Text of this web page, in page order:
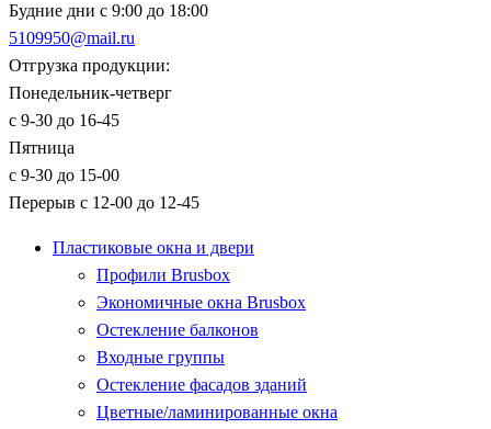
Будние дни с 9:00 до 18:00
5109950@mail.ru
Отгрузка продукции:
Понедельник-четверг
с 9-30 до 16-45
Пятница
с 9-30 до 15-00
Перерыв с 12-00 до 12-45
Пластиковые окна и двери
Профили Brusbox
Экономичные окна Brusbox
Остекление балконов
Входные группы
Остекление фасадов зданий
Цветные/ламинированные окна